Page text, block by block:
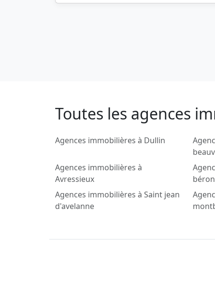
Toutes les agences
Agences immobilières à Dullin
Agences immobilières à
Avressieux
béron
Agences immobilières à Saint jean
d'avelanne